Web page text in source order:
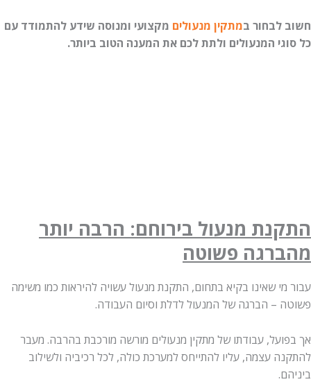
לבחור במתקין מנעוליםמקצועי ומנוסה שידע להתמודד עם
המנעולים ולתת לכם את המענה הטוב ביותר.
מנעול בירוחם: הרבה יותר
פשוטה
שאינו בקיא בתחום, התקנת מנעול עשויה להיראות כמו משימה
– הברגה של המנעול לדלת וסיום העבודה.
עבודתו של מתקין מנעולים מורשה מורכבת בהרבה. מעבר
עצמה, עליו להתייחס למערכת כולה, לכל רכיביה ולשילוב